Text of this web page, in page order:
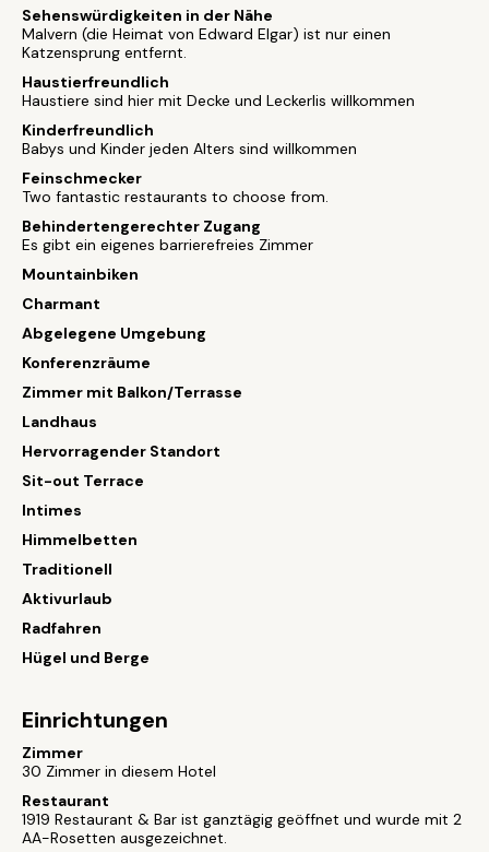
Sehenswürdigkeiten in der Nähe
Malvern (die Heimat von Edward Elgar) ist nur einen
Katzensprung entfernt.
Haustierfreundlich
Haustiere sind hier mit Decke und Leckerlis willkommen
Kinderfreundlich
Babys und Kinder jeden Alters sind willkommen
Feinschmecker
Two fantastic restaurants to choose from.
Behindertengerechter Zugang
Es gibt ein eigenes barrierefreies Zimmer
Mountainbiken
Charmant
Abgelegene Umgebung
Konferenzräume
Zimmer mit Balkon/Terrasse
Landhaus
Hervorragender Standort
Sit-out Terrace
Intimes
Himmelbetten
Traditionell
Aktivurlaub
Radfahren
Hügel und Berge
Einrichtungen
Zimmer
30 Zimmer in diesem Hotel
Restaurant
1919 Restaurant & Bar ist ganztägig geöffnet und wurde mit 2
AA-Rosetten ausgezeichnet.